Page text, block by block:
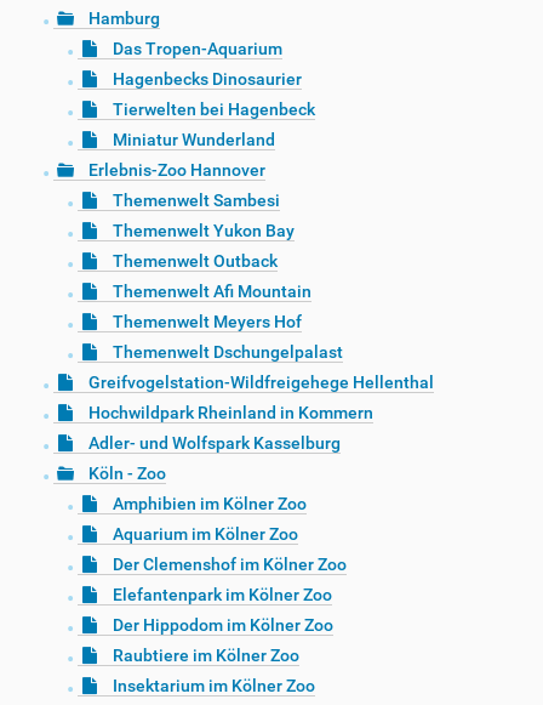
Hamburg
Das Tropen-Aquarium
Hagenbecks Dinosaurier
Tierwelten bei Hagenbeck
Miniatur Wunderland
Erlebnis-Zoo Hannover
Themenwelt Sambesi
Themenwelt Yukon Bay
Themenwelt Outback
Themenwelt Afi Mountain
Themenwelt Meyers Hof
Themenwelt Dschungelpalast
Greifvogelstation-Wildfreigehege Hellenthal
Hochwildpark Rheinland in Kommern
Adler- und Wolfspark Kasselburg
Köln - Zoo
Amphibien im Kölner Zoo
Aquarium im Kölner Zoo
Der Clemenshof im Kölner Zoo
Elefantenpark im Kölner Zoo
Der Hippodom im Kölner Zoo
Raubtiere im Kölner Zoo
Insektarium im Kölner Zoo